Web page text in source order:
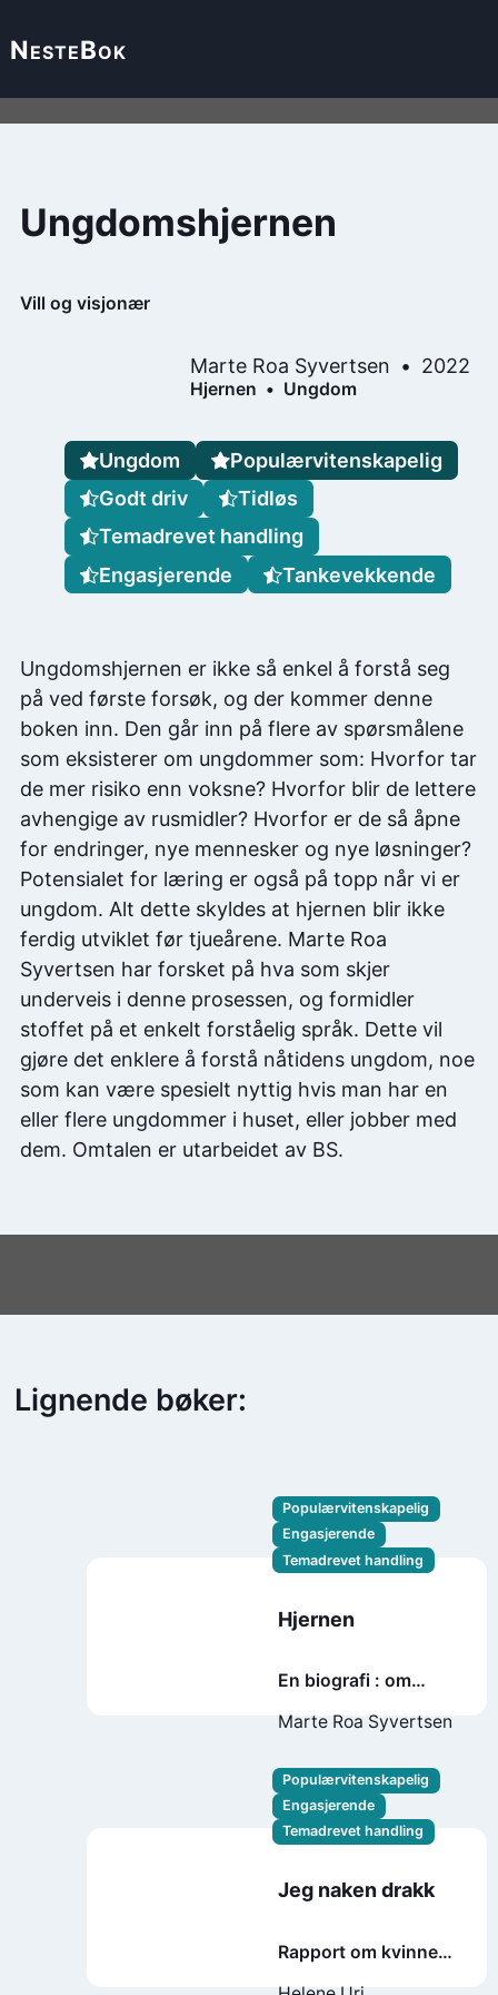
NesteBok
Ungdomshjernen
Vill og visjonær
Marte Roa Syvertsen 2022
Hjernen Ungdom
Ungdomshjernen er ikke så enkel å forstå seg
på ved første forsøk, og der kommer denne
boken inn. Den går inn på flere av spørsmålene
som eksisterer om ungdommer som: Hvorfor tar
de mer risiko enn voksne? Hvorfor blir de lettere
avhengige av rusmidler? Hvorfor er de så åpne
for endringer, nye mennesker og nye løsninger?
Potensialet for læring er også på topp når vi er
ungdom. Alt dette skyldes at hjernen blir ikke
ferdig utviklet før tjueårene. Marte Roa
Syvertsen har forsket på hva som skjer
underveis i denne prosessen, og formidler
stoffet på et enkelt forståelig språk. Dette vil
gjøre det enklere å forstå nåtidens ungdom, noe
som kan være spesielt nyttig hvis man har en
eller flere ungdommer i huset, eller jobber med
dem. Omtalen er utarbeidet av BS.
Ungdom
Populærvitenskapelig
Godt driv
Tidløs
Temadrevet handling
Engasjerende
Tankevekkende
Lignende bøker:
Populærvitenskapelig
Engasjerende
Temadrevet handling
Hjernen
En biografi : om
seg i hodet – og alt
styringen
Marte Roa Syvertsen
Populærvitenskapelig
Engasjerende
Temadrevet handling
Jeg naken drakk
Rapport om kvinner,